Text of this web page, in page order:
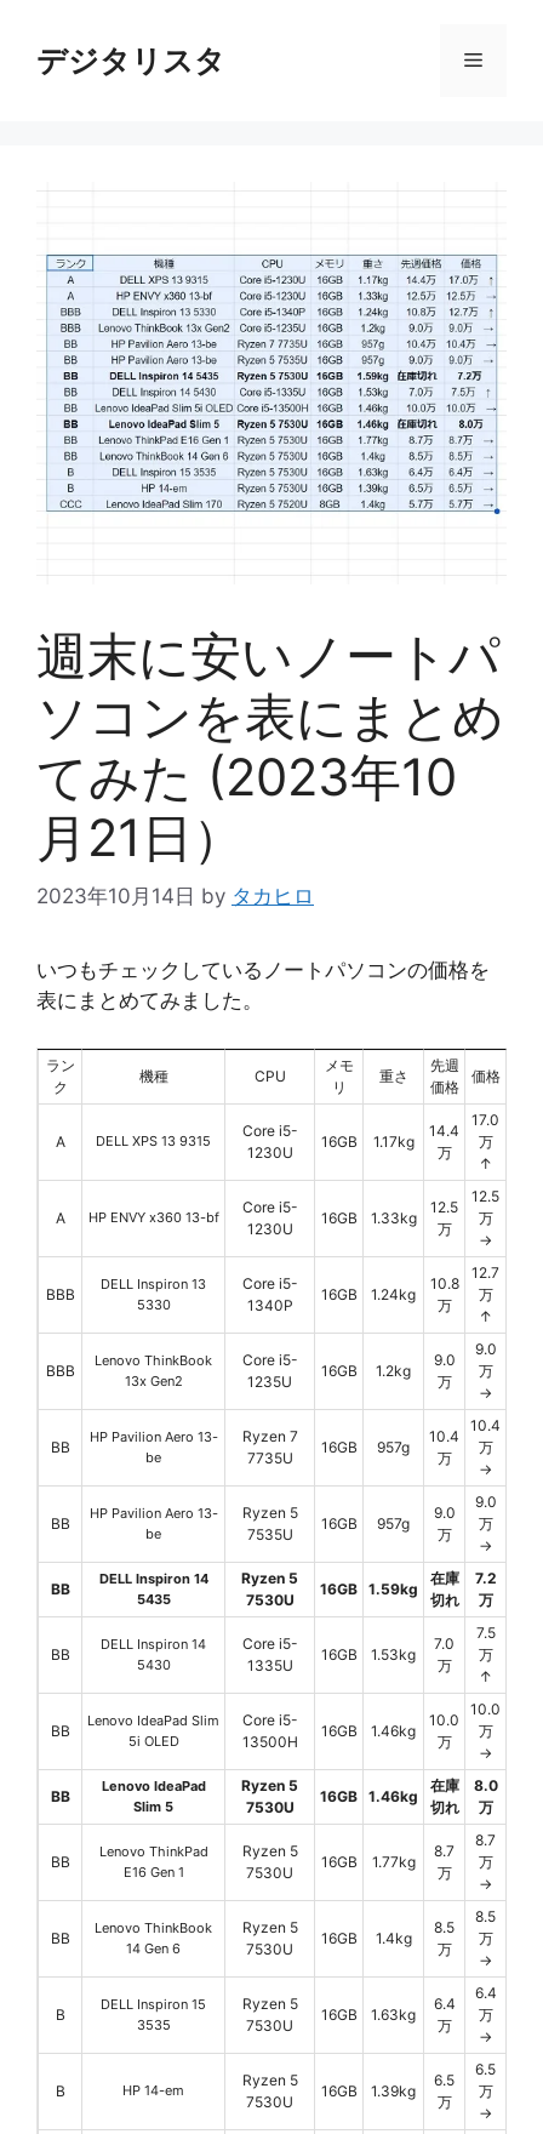
デジタリスタ メ
ー
週末に安いノートパ
ソコンを表にまとめ
てみた (2023年10
月21日）
2023年10月14日 by タカヒロ
いつもチェックしているノートパソコンの価格を
表にまとめてみました。
ラン
ク
機種 CPU
メモ
リ
重さ
先週
価格
価格
A DELL XPS 13 9315
Core i5-
1230U
16GB 1.17kg
14.4
万
17.0
万
↑
A HP ENVY x360 13-bf
Core i5-
1230U
16GB 1.33kg
12.5
万
12.5
万
→
BBB
DELL Inspiron 13
5330
Core i5-
1340P
16GB 1.24kg
10.8
万
12.7
万
↑
BBB
Lenovo ThinkBook
13x Gen2
Core i5-
1235U
16GB 1.2kg
9.0
万
9.0
万
→
BB
HP Pavilion Aero 13-
be
Ryzen 7
7735U
16GB 957g
10.4
万
10.4
万
→
BB
HP Pavilion Aero 13-
be
Ryzen 5
7535U
16GB 957g
9.0
万
9.0
万
→
BB
DELL Inspiron 14
5435
Ryzen 5
7530U
16GB 1.59kg
在庫
切れ
7.2
万
BB
DELL Inspiron 14
5430
Core i5-
1335U
16GB 1.53kg
7.0
万
7.5
万
↑
BB
Lenovo IdeaPad Slim
5i OLED
Core i5-
13500H
16GB 1.46kg
10.0
万
10.0
万
→
BB
Lenovo IdeaPad
Slim 5
Ryzen 5
7530U
16GB 1.46kg
在庫
切れ
8.0
万
BB
Lenovo ThinkPad
E16 Gen 1
Ryzen 5
7530U
16GB 1.77kg
8.7
万
8.7
万
→
BB
Lenovo ThinkBook
14 Gen 6
Ryzen 5
7530U
16GB 1.4kg
8.5
万
8.5
万
→
B
DELL Inspiron 15
3535
Ryzen 5
7530U
16GB 1.63kg
6.4
万
6.4
万
→
B HP 14-em
Ryzen 5
7530U
16GB 1.39kg
6.5
万
6.5
万
→